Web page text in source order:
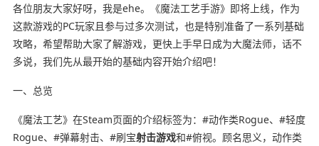
各位朋友大家好呀，我是ehe。《魔法工艺手游》即将上线，作为
这款游戏的PC玩家且参与过多次测试，也是特别准备了一系列基础
攻略，希望帮助大家了解游戏，更快上手早日成为大魔法师，话不
多说，我们先从最开始的基础内容开始介绍吧！
一、总览
《魔法工艺》在Steam页面的介绍标签为：#动作类Rogue、#轻度
Rogue、#弹幕射击、#刷宝射击游戏和#俯视。顾名思义，动作类